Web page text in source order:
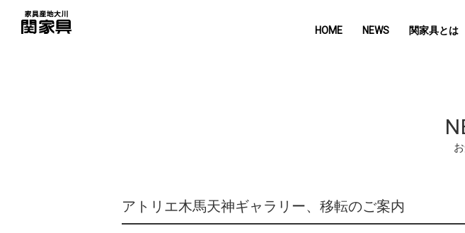
HOME NEWS 関家具とは
アトリエ木馬天神ギャラリー、移転のご案内